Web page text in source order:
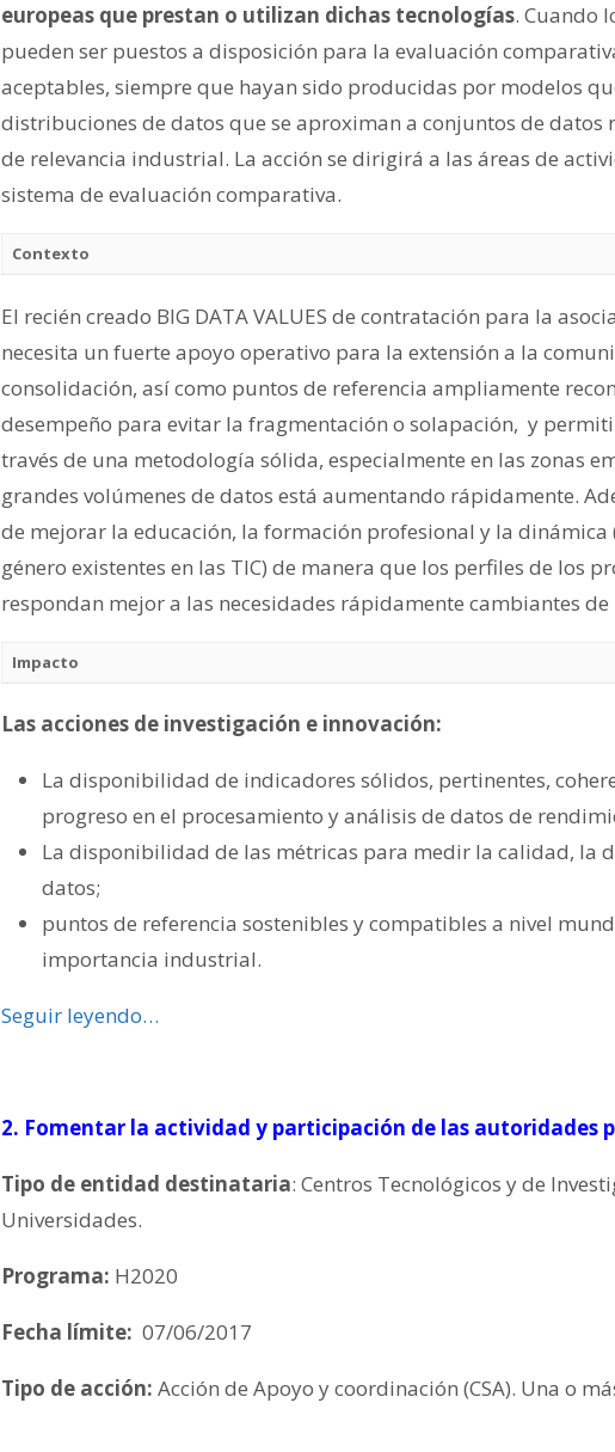
europeas que prestan o utilizan dichas tecnologías. Cuando
pueden ser puestos a disposición para la evaluación
aceptables, siempre que hayan sido producidas por modelos
distribuciones de datos que se aproximan a conjuntos de datos
de relevancia industrial. La acción se dirigirá a las áreas de
sistema de evaluación comparativa.
Contexto
El recién creado BIG DATA VALUES de contratación para la
necesita un fuerte apoyo operativo para la extensión a la
consolidación, así como puntos de referencia ampliamente
desempeño para evitar la fragmentación o solapación, y
través de una metodología sólida, especialmente en las zonas
grandes volúmenes de datos está aumentando rápidamente.
de mejorar la educación, la formación profesional y la
género existentes en las TIC) de manera que los perfiles de los
respondan mejor a las necesidades rápidamente cambiantes
Impacto
Las acciones de investigación e innovación:
La disponibilidad de indicadores sólidos, pertinentes,
progreso en el procesamiento y análisis de datos de
La disponibilidad de las métricas para medir la calidad, la
datos;
puntos de referencia sostenibles y compatibles a nivel
importancia industrial.
Seguir leyendo…
2. Fomentar la actividad y participación de las autoridades
Tipo de entidad destinataria: Centros Tecnológicos y de
Universidades.
Programa: H2020
Fecha límite: 07/06/2017
Tipo de acción: Acción de Apoyo y coordinación (CSA). Una o